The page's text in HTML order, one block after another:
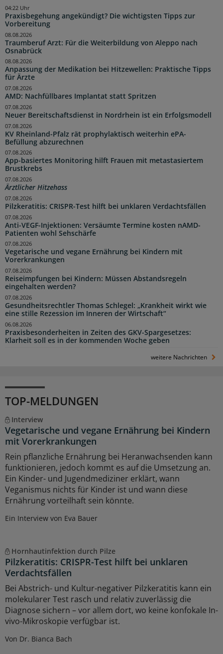
Praxisbegehung angekündigt? Die wichtigsten Tipps zur
Vorbereitung
04:22 Uhr
Traumberuf Arzt: Für die Weiterbildung von Aleppo nach
Osnabrück
08.08.2026
Anpassung der Medikation bei Hitzewellen: Praktische Tipps
für Ärzte
08.08.2026
AMD: Nachfüllbares Implantat statt Spritzen
07.08.2026
Neuer Bereitschaftsdienst in Nordrhein ist ein Erfolgsmodell
07.08.2026
KV Rheinland-Pfalz rät prophylaktisch weiterhin ePA-
Befüllung abzurechnen
07.08.2026
App-basiertes Monitoring hilft Frauen mit metastasiertem
Brustkrebs
07.08.2026
Ärztlicher Hitzehass
07.08.2026
Pilzkeratitis: CRISPR-Test hilft bei unklaren Verdachtsfällen
07.08.2026
Anti-VEGF-Injektionen: Versäumte Termine kosten nAMD-
Patienten wohl Sehschärfe
07.08.2026
Vegetarische und vegane Ernährung bei Kindern mit
Vorerkrankungen
07.08.2026
Reiseimpfungen bei Kindern: Müssen Abstandsregeln
eingehalten werden?
07.08.2026
Gesundheitsrechtler Thomas Schlegel: „Krankheit wirkt wie
eine stille Rezession im Inneren der Wirtschaft“
07.08.2026
Praxisbesonderheiten in Zeiten des GKV-Spargesetzes:
Klarheit soll es in der kommenden Woche geben
06.08.2026
weitere Nachrichten
TOP-MELDUNGEN
Interview
Vegetarische und vegane Ernährung bei Kindern
mit Vorerkrankungen
Rein pflanzliche Ernährung bei Heranwachsenden kann
funktionieren, jedoch kommt es auf die Umsetzung an.
Ein Kinder- und Jugendmediziner erklärt, wann
Veganismus nichts für Kinder ist und wann diese
Ernährung vorteilhaft sein könnte.
Ein Interview von Eva Bauer
Hornhautinfektion durch Pilze
Pilzkeratitis: CRISPR-Test hilft bei unklaren
Verdachtsfällen
Bei Abstrich- und Kultur-negativer Pilzkeratitis kann ein
molekularer Test rasch und relativ zuverlässig die
Diagnose sichern – vor allem dort, wo keine konfokale In-
vivo-Mikroskopie verfügbar ist.
Von Dr. Bianca Bach